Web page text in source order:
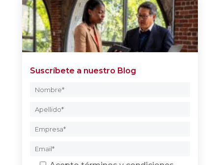
Suscríbete a nuestro Blog